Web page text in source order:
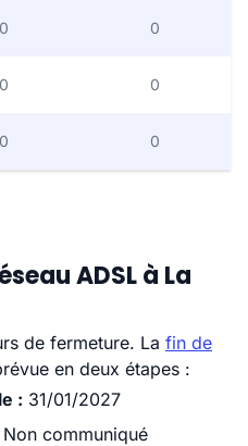
0 0
0 0
0 0
ADSL à La
de fermeture. La fin de
en deux étapes :
: 31/01/2027
Non communiqué